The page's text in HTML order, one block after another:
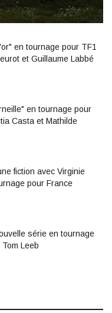
en tournage pour TF1
et Guillaume Labbé
en tournage pour
Casta et Mathilde
fiction avec Virginie
pour France
série en tournage
Leeb